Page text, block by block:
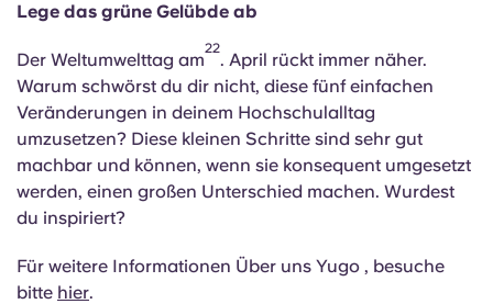
Lege das grüne Gelübde ab
Der Weltumwelttag am
22
. April rückt immer näher.
Warum schwörst du dir nicht, diese fünf einfachen
Veränderungen in deinem Hochschulalltag
umzusetzen? Diese kleinen Schritte sind sehr gut
machbar und können, wenn sie konsequent umgesetzt
werden, einen großen Unterschied machen. Wurdest
du inspiriert?
Für weitere Informationen Über uns Yugo , besuche
bitte hier.